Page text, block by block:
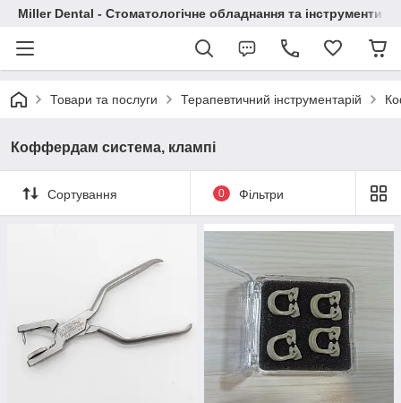
Miller Dental - Стоматологічне обладнання та інструменти
Товари та послуги Терапевтичний інструментарій
Коффердам система, клампі
Сортування 0 Фільтри